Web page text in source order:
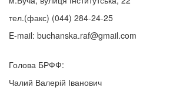
тел.(факс) (044) 284-24-25
E-mail: buchanska.raf@gmail.com
Голова БРФФ:
Чалий Валерій Іванович